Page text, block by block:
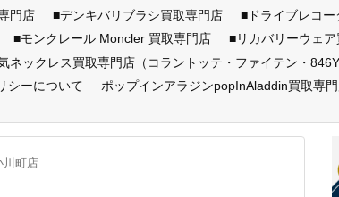
門店 ■デンキバリブラシ買取専門店 ■ドライブレコ
■モンクレール Moncler 買取専門店 ■リカバリーウェ
ネックレス買取専門店（コラントッテ・ファイテン・
シーについて ポップインアラジンpopInAladdin買取専
川町店